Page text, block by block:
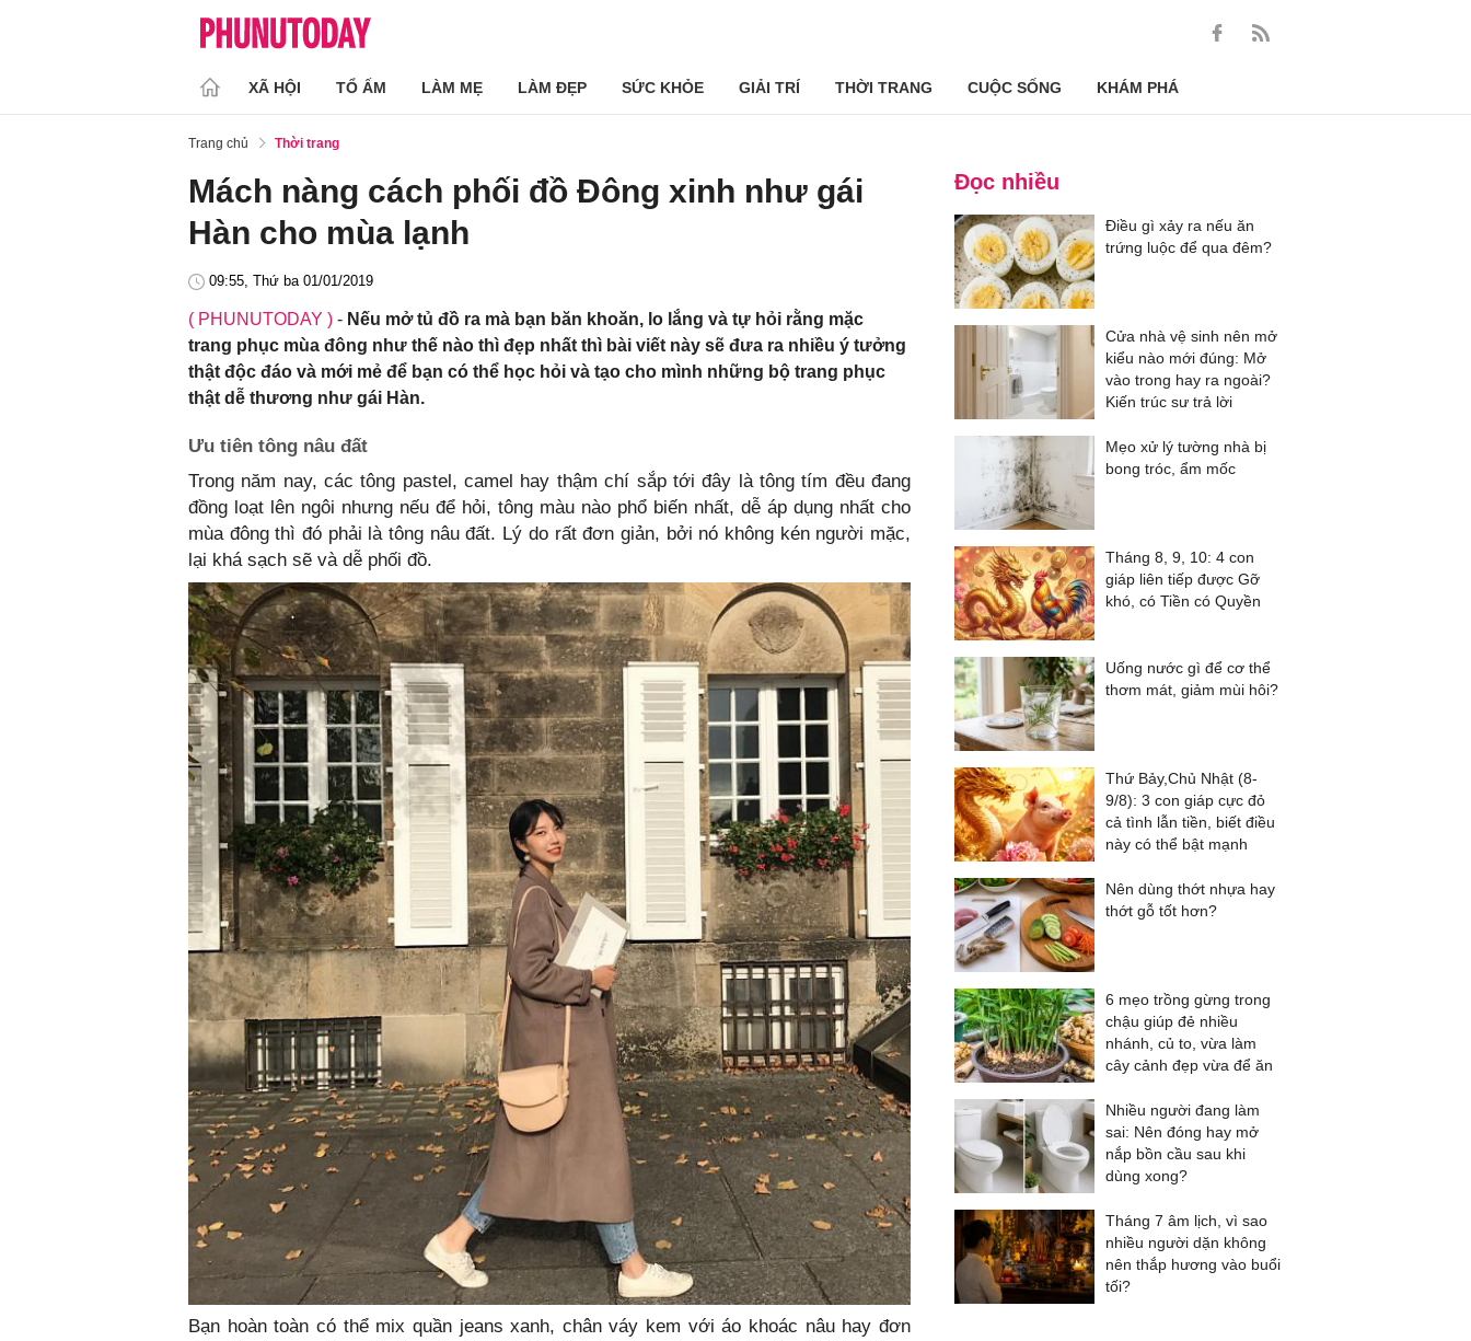
XÃ HỘI TỔ ẤM LÀM MẸ LÀM ĐẸP SỨC KHỎE GIẢI TRÍ THỜI TRANG CUỘC SỐNG KHÁM PHÁ
Trang chủ Thời trang
Mách nàng cách phối đồ Đông xinh như gái
Hàn cho mùa lạnh
09:55, Thứ ba 01/01/2019
( PHUNUTODAY ) - Nếu mở tủ đồ ra mà bạn băn khoăn, lo lắng và tự hỏi rằng mặc
trang phục mùa đông như thế nào thì đẹp nhất thì bài viết này sẽ đưa ra nhiều ý tưởng
thật độc đáo và mới mẻ để bạn có thể học hỏi và tạo cho mình những bộ trang phục
thật dễ thương như gái Hàn.
Ưu tiên tông nâu đất
Trong năm nay, các tông pastel, camel hay thậm chí sắp tới đây là tông tím đều đang
đồng loạt lên ngôi nhưng nếu để hỏi, tông màu nào phổ biến nhất, dễ áp dụng nhất cho
mùa đông thì đó phải là tông nâu đất. Lý do rất đơn giản, bởi nó không kén người mặc,
lại khá sạch sẽ và dễ phối đồ.
Bạn hoàn toàn có thể mix quần jeans xanh, chân váy kem với áo khoác nâu hay đơn
Đọc nhiều
Điều gì xảy ra nếu ăn
trứng luộc để qua đêm?
Cửa nhà vệ sinh nên mở
kiểu nào mới đúng: Mở
vào trong hay ra ngoài?
Kiến trúc sư trả lời
Mẹo xử lý tường nhà bị
bong tróc, ẩm mốc
Tháng 8, 9, 10: 4 con
giáp liên tiếp được Gỡ
khó, có Tiền có Quyền
Uống nước gì để cơ thể
thơm mát, giảm mùi hôi?
Thứ Bảy,Chủ Nhật (8-
9/8): 3 con giáp cực đỏ
cả tình lẫn tiền, biết điều
này có thể bật mạnh
Nên dùng thớt nhựa hay
thớt gỗ tốt hơn?
6 mẹo trồng gừng trong
chậu giúp đẻ nhiều
nhánh, củ to, vừa làm
cây cảnh đẹp vừa để ăn
Nhiều người đang làm
sai: Nên đóng hay mở
nắp bồn cầu sau khi
dùng xong?
Tháng 7 âm lịch, vì sao
nhiều người dặn không
nên thắp hương vào buổi
tối?